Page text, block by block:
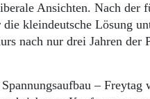
Ansichten. Nach der
kleindeutsche Lösung
nach nur drei Jahren
–